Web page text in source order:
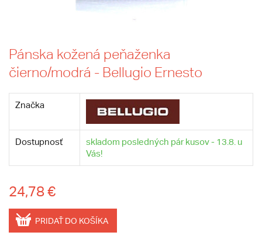
Pánska kožená peňaženka
čierno/modrá - Bellugio Ernesto
Značka
Dostupnosť
skladom posledných pár kusov - 13.8. u
Vás!
24,78 €
PRIDAŤ DO KOŠÍKA